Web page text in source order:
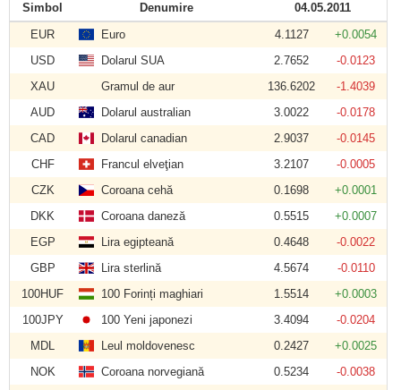
Simbol Denumire
04.05.2011
EUR
Euro 4.1127
+0.0054
USD
Dolarul SUA 2.7652
-0.0123
XAU
Gramul de aur 136.6202
-1.4039
AUD
Dolarul australian 3.0022
-0.0178
CAD
Dolarul canadian 2.9037
-0.0145
CHF
Francul elveţian 3.2107
-0.0005
CZK
Coroana cehă 0.1698
+0.0001
DKK
Coroana daneză 0.5515
+0.0007
EGP
Lira egipteană 0.4648
-0.0022
GBP
Lira sterlină 4.5674
-0.0110
100HUF
100 Forinți maghiari 1.5514
+0.0003
100JPY
100 Yeni japonezi 3.4094
-0.0204
MDL
Leul moldovenesc 0.2427
+0.0025
NOK
Coroana norvegiană 0.5234
-0.0038